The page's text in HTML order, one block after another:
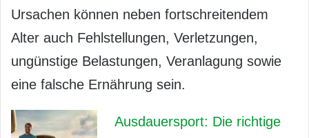
Ursachen können neben fortschreitendem
Alter auch Fehlstellungen, Verletzungen,
ungünstige Belastungen, Veranlagung sowie
eine falsche Ernährung sein.
Ausdauersport: Die richtige